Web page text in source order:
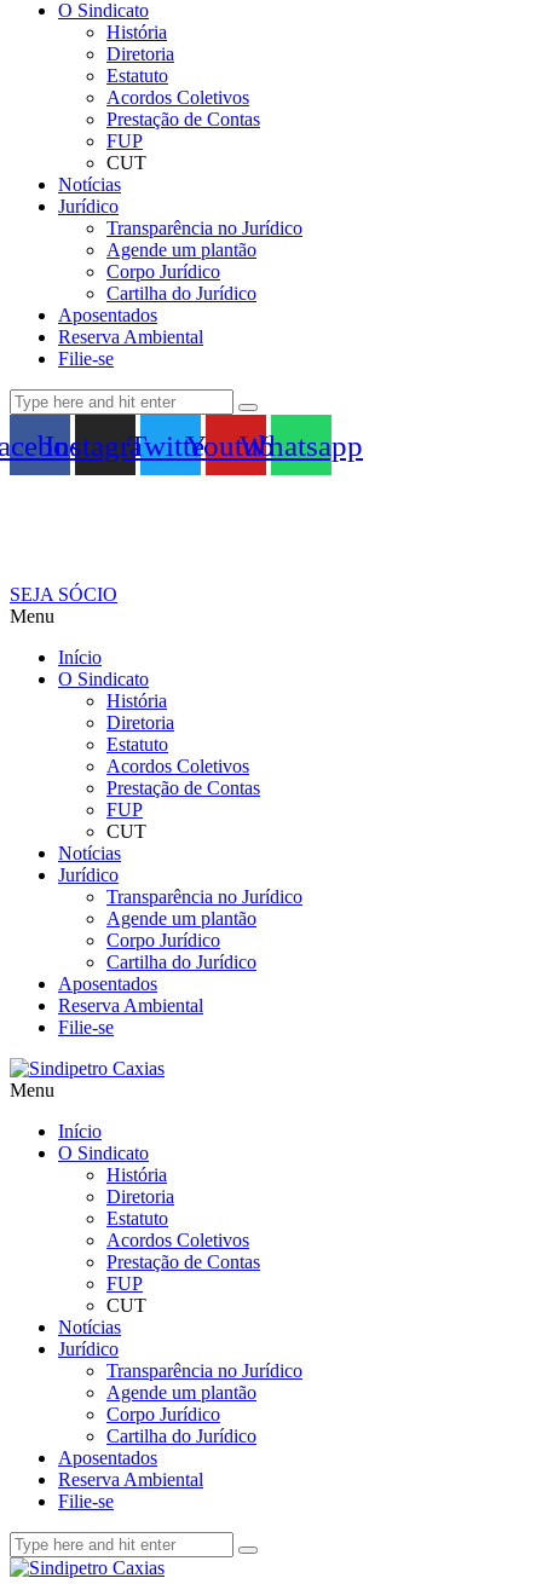
O Sindicato
História
Diretoria
Estatuto
Acordos Coletivos
Prestação de Contas
FUP
CUT
Notícias
Jurídico
Transparência no Jurídico
Agende um plantão
Corpo Jurídico
Cartilha do Jurídico
Aposentados
Reserva Ambiental
Filie-se
InstagramTwitterYoutubeWhatsapp
SEJA SÓCIO
Menu
Início
O Sindicato
História
Diretoria
Estatuto
Acordos Coletivos
Prestação de Contas
FUP
CUT
Notícias
Jurídico
Transparência no Jurídico
Agende um plantão
Corpo Jurídico
Cartilha do Jurídico
Aposentados
Reserva Ambiental
Filie-se
Menu
Início
O Sindicato
História
Diretoria
Estatuto
Acordos Coletivos
Prestação de Contas
FUP
CUT
Notícias
Jurídico
Transparência no Jurídico
Agende um plantão
Corpo Jurídico
Cartilha do Jurídico
Aposentados
Reserva Ambiental
Filie-se